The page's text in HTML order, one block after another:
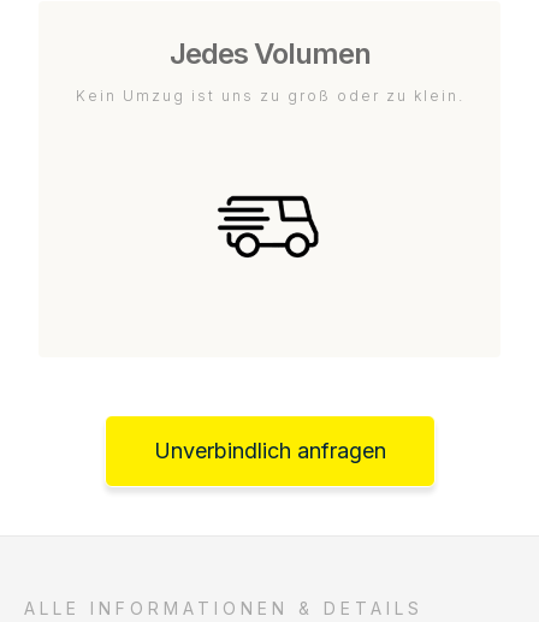
Jedes Volumen
Kein Umzug ist uns zu groß oder zu klein.
Unverbindlich anfragen
ALLE INFORMATIONEN & DETAILS